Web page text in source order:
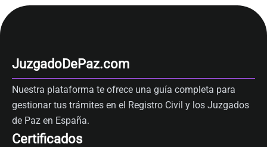
JuzgadoDePaz.com
Nuestra plataforma te ofrece una guía completa para
gestionar tus trámites en el Registro Civil y los Juzgados
de Paz en España.
Certificados